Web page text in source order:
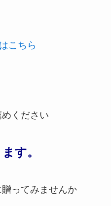
こちら
ください
す。
贈ってみませんか